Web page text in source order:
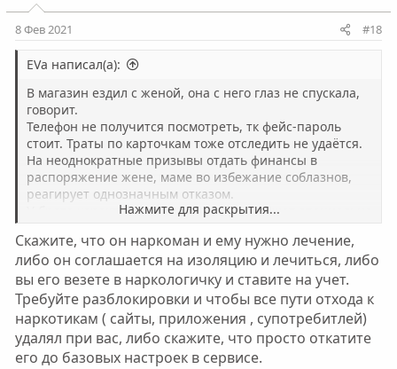
и
:
8 Фев 2021 #18
EVa написал(а):
В магазин ездил с женой, она с него глаз не спускала,
говорит.
Телефон не получится посмотреть, тк фейс-пароль
стоит. Траты по карточкам тоже отследить не удаётся.
На неоднократные призывы отдать финансы в
распоряжение жене, маме во избежание соблазнов,
реагирует однозначным отказом.
У брата характер очень упёртый: он может специально
давление. Он утверждает, что тогда сам бросил, и
сейчас тоже сам без статей и форумов. Пока радуемся,
что дома сидеть согласился. А как дальше
продвинуться не знаем. Как донести, что ему Помощь
нужна?
Нажмите для раскрытия...
Скажите, что он наркоман и ему нужно лечение,
либо он соглашается на изоляцию и лечиться, либо
вы его везете в наркологичку и ставите на учет.
Требуйте разблокировки и чтобы все пути отхода к
наркотикам ( сайты, приложения , супотребитлей)
удалял при вас, либо скажите, что просто откатите
его до базовых настроек в сервисе.